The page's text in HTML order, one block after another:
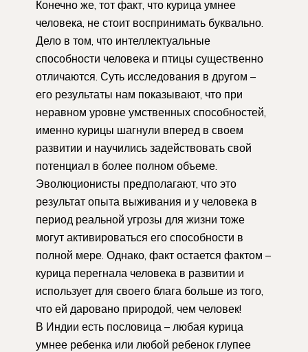
Конечно же, тот факт, что курица умнее
человека, не стоит воспринимать буквально.
Дело в том, что интеллектуальные
способности человека и птицы существенно
отличаются. Суть исследования в другом –
его результаты нам показывают, что при
неравном уровне умственных способностей,
именно курицы шагнули вперед в своем
развитии и научились задействовать свой
потенциал в более полном объеме.
Эволюционисты предполагают, что это
результат опыта выживания и у человека в
период реальной угрозы для жизни тоже
могут активироваться его способности в
полной мере. Однако, факт остается фактом –
курица перегнала человека в развитии и
использует для своего блага больше из того,
что ей даровано природой, чем человек!
В Индии есть пословица – любая курица
умнее ребенка или любой ребенок глупее